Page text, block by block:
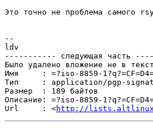
Это точно не проблема самого
--
ldv
----------- следующая часть
Было удалено вложение не в
Имя     : =?iso-8859-
Тип     : application/pgp-
Размер  : 189 байтов
Описание: =?iso-8859-
Url     : <http://